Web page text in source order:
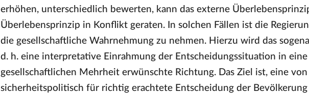
erhöhen, unterschiedlich bewerten, kann das externe
Überlebensprinzip in Konflikt geraten. In solchen Fällen ist die
die gesellschaftliche Wahrnehmung zu nehmen. Hierzu wird das
d. h. eine interpretative Einrahmung der Entscheidungssituation in
gesellschaftlichen Mehrheit erwünschte Richtung. Das Ziel ist, eine
sicherheitspolitisch für richtig erachtete Entscheidung der Bevölkerung